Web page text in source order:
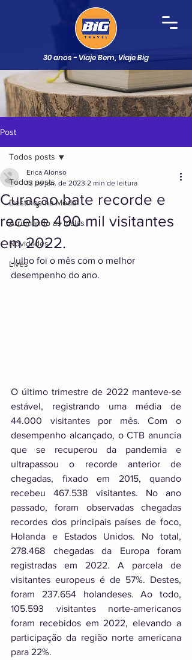
30 anos - Viaje Bem, Viaje Big
Post
Todos posts
Destinos na Moda
Arrumando as malas
Novidades
Lives
Todos posts
Curaçao bate recorde e
recebe 490 mil visitantes
em 2022.
Erica Alonso
13 de jan. de 2023 2 min de leitura
Julho foi o mês com o melhor
desempenho do ano.
O último trimestre de 2022 manteve-se
estável, registrando uma média de
44.000 visitantes por mês. Com o
desempenho alcançado, o CTB anuncia
que se recuperou da pandemia e
ultrapassou o recorde anterior de
chegadas, fixado em 2015, quando
recebeu 467.538 visitantes. No ano
passado, foram observadas chegadas
recordes dos principais países de foco,
Holanda e Estados Unidos. No total,
278.468 chegadas da Europa foram
registradas em 2022. A parcela de
visitantes europeus é de 57%. Destes,
foram 237.654 holandeses. Ao todo,
105.593 visitantes norte-americanos
foram recebidos em 2022, elevando a
participação da região norte americana
para 22%.